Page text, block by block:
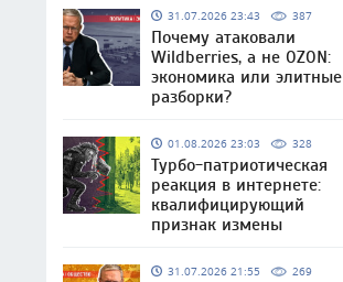
31.07.2026 23:43 387
Почему атаковали
Wildberries, а не OZON:
экономика или элитные
разборки?
01.08.2026 23:03 328
Турбо-патриотическая
реакция в интернете:
квалифицирующий
признак измены
31.07.2026 21:55 269